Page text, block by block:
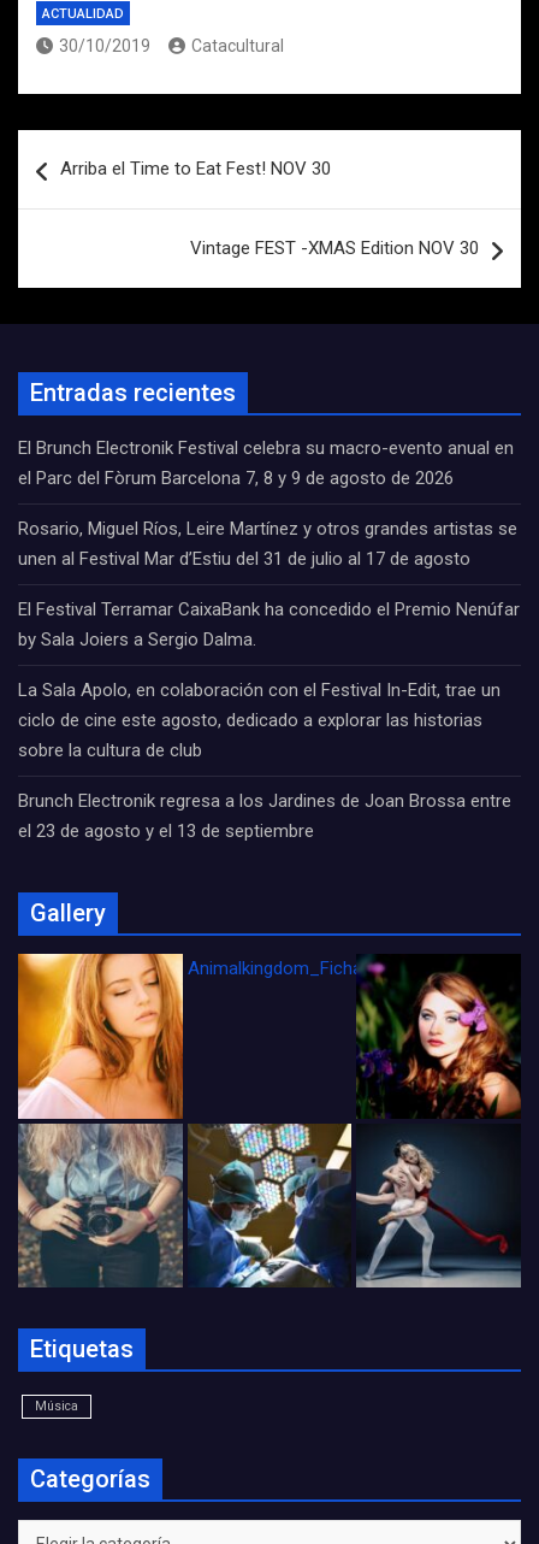
ACTUALIDAD
30/10/2019 Catacultural
de
Arriba el Time to Eat Fest! NOV 30
Vintage FEST -XMAS Edition NOV 30
Entradas recientes
El Brunch Electronik Festival celebra su macro-evento anual en
el Parc del Fòrum Barcelona 7, 8 y 9 de agosto de 2026
Rosario, Miguel Ríos, Leire Martínez y otros grandes artistas se
unen al Festival Mar d’Estiu del 31 de julio al 17 de agosto
El Festival Terramar CaixaBank ha concedido el Premio Nenúfar
by Sala Joiers a Sergio Dalma.
La Sala Apolo, en colaboración con el Festival In-Edit, trae un
ciclo de cine este agosto, dedicado a explorar las historias
sobre la cultura de club
Brunch Electronik regresa a los Jardines de Joan Brossa entre
el 23 de agosto y el 13 de septiembre
Gallery
Animalkingdom_FichaCine
Etiquetas
Música
Categorías
Categorías